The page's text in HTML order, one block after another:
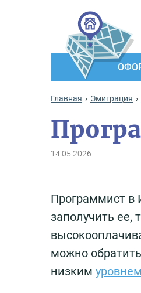
Главная Эмиграция
14.05.2026
Программист в
заполучить ее,
можно
низким